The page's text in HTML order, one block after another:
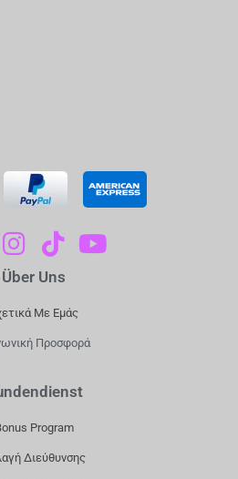
I
N
S
T
A
R
M
T
I
K
T
O
Y
O
Über Uns
Με Εμάς
Προσφορά
Program
Διεύθυνσης